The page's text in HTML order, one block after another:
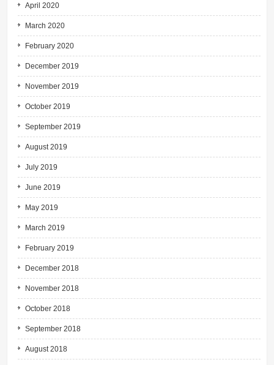
April 2020
March 2020
February 2020
December 2019
November 2019
October 2019
September 2019
August 2019
July 2019
June 2019
May 2019
March 2019
February 2019
December 2018
November 2018
October 2018
September 2018
August 2018